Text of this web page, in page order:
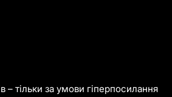
– тільки за умови гіперпосилання